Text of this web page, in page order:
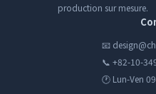
production sur mesure.
📧
📞 +82-10-
🕐 Lun-Ven